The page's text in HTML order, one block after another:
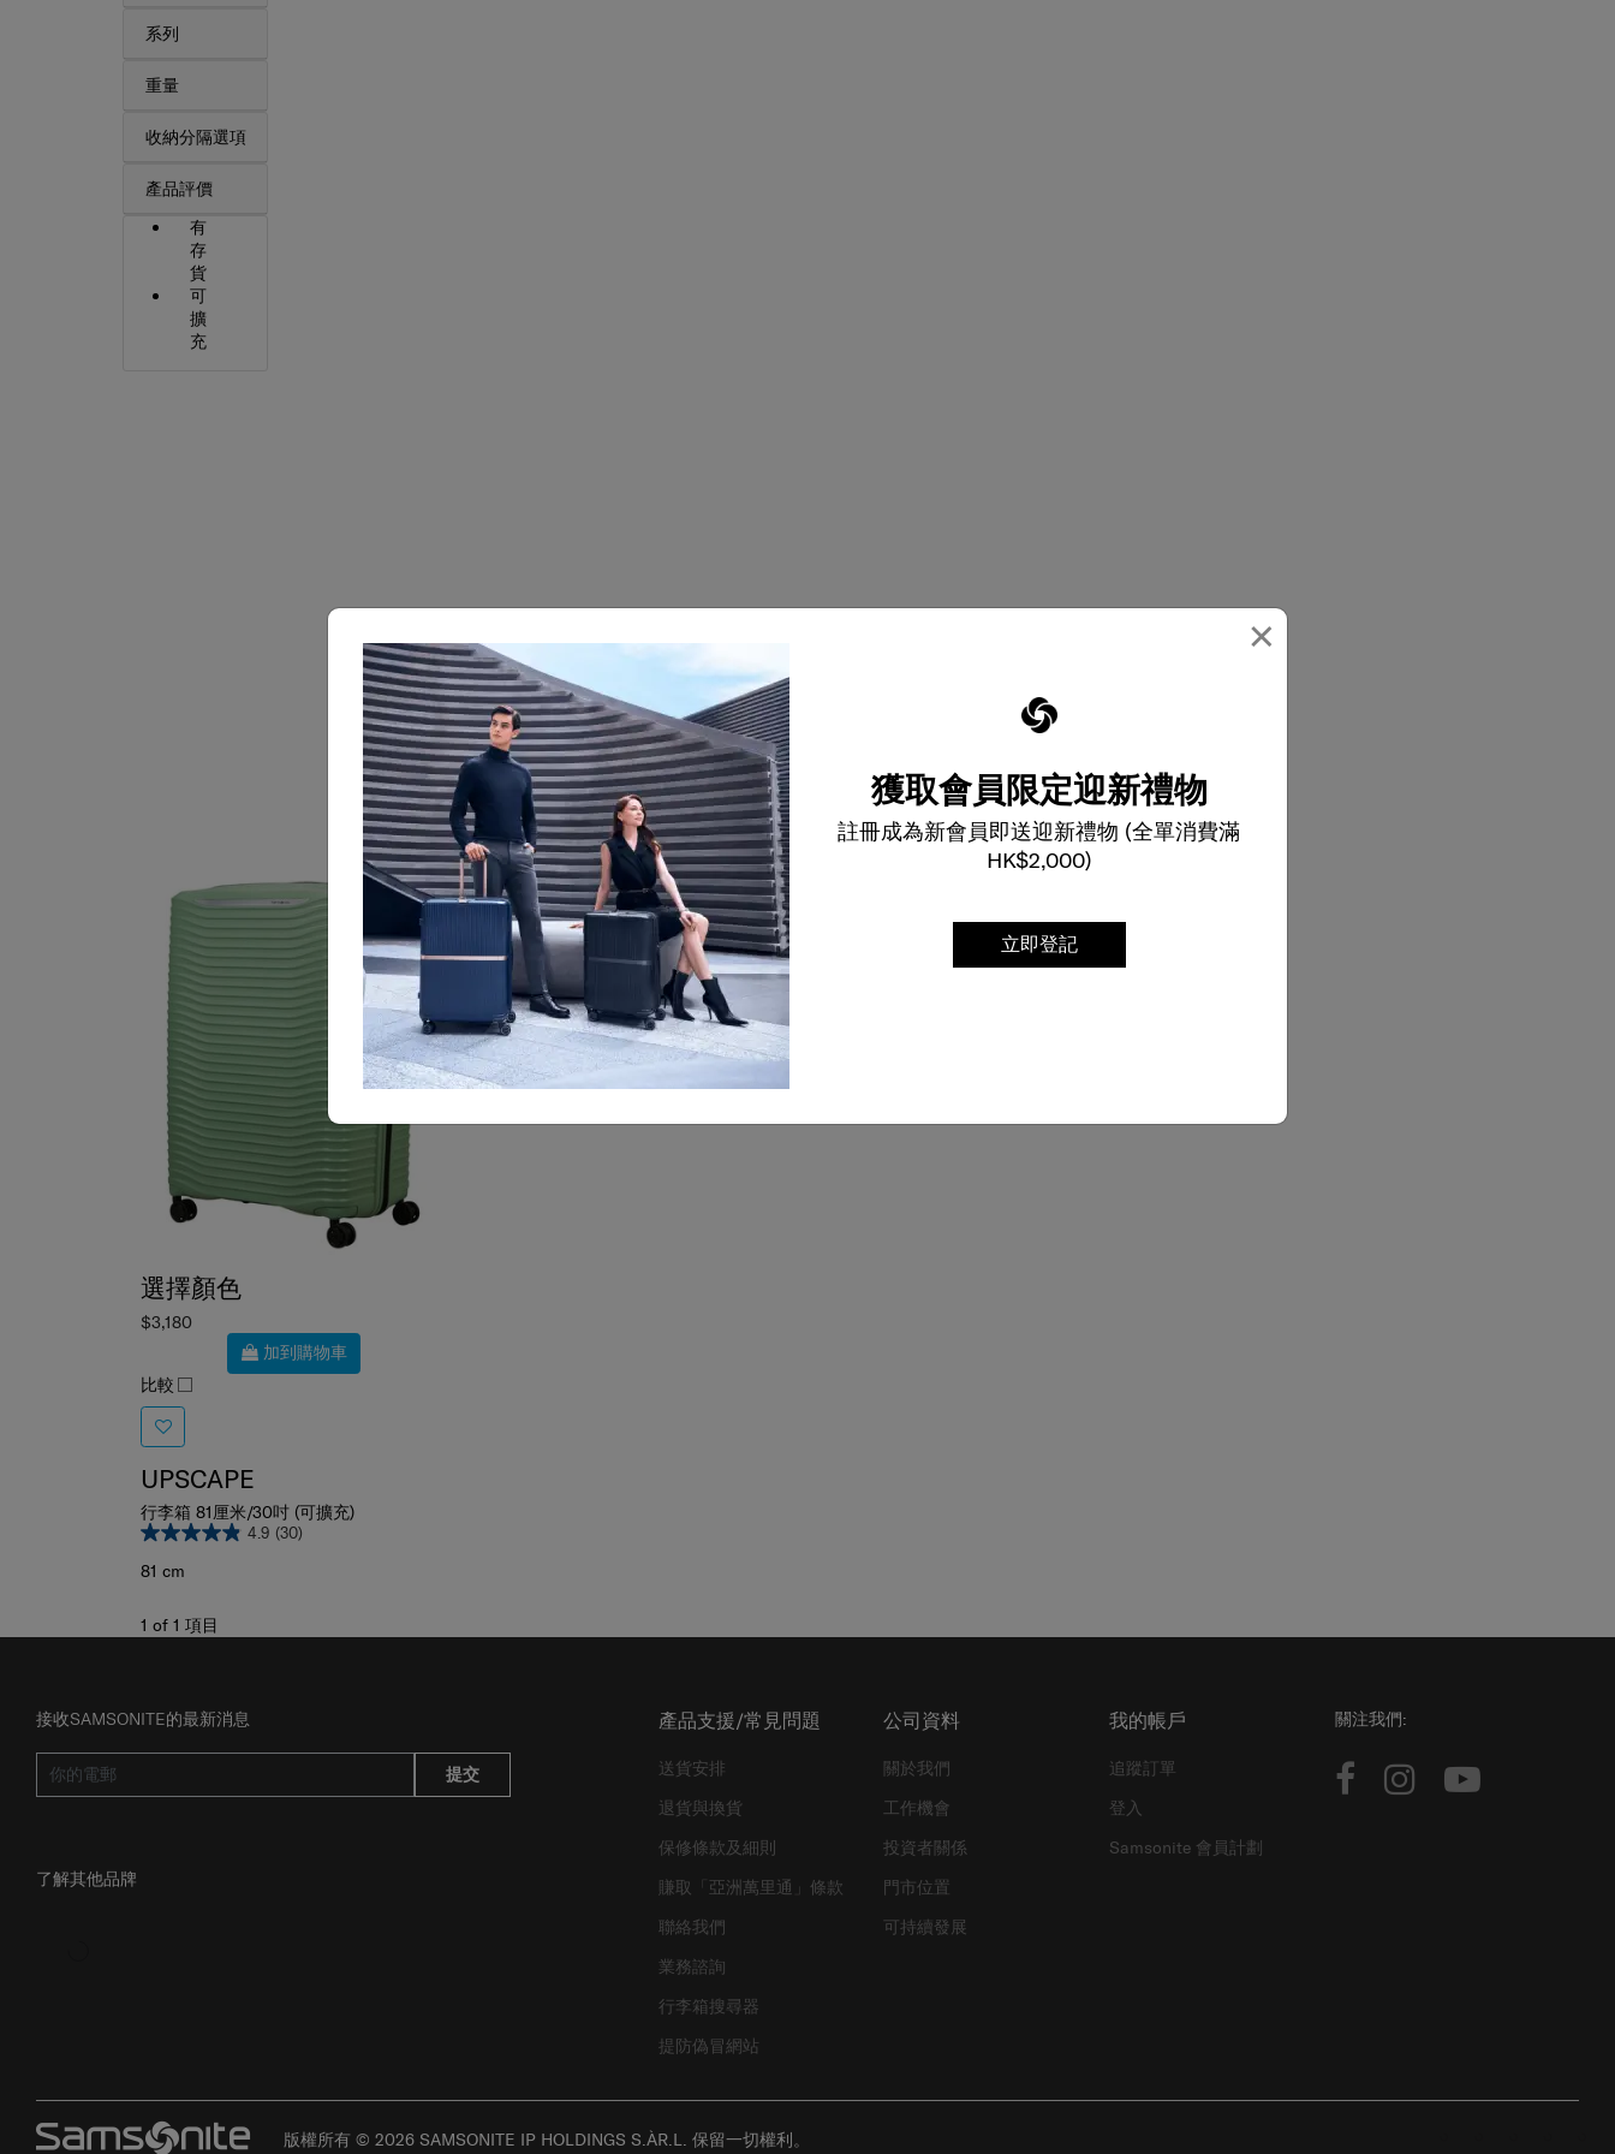
×
獲取會員限定迎新禮物
註冊成為新會員即送迎新禮物 (全單消費滿
HK$2,000)
立即登記
系列
重量
收納分隔選項
產品評價
有
存
貨
可
擴
充
選擇顏色
$3,180
加到購物車
比較
UPSCAPE
行李箱 81厘米/30吋 (可擴充)
4.9 (30)
81 cm
1 of 1 項目
接收SAMSONITE的最新消息
提交
了解其他品牌
產品支援/常見問題
送貨安排
退貨與換貨
保修條款及細則
賺取「亞洲萬里通」條款
聯絡我們
業務諮詢
行李箱搜尋器
提防偽冒網站
公司資料
關於我們
工作機會
投資者關係
門市位置
可持續發展
我的帳戶
追蹤訂單
登入
Samsonite 會員計劃
關注我們:
版權所有 © 2026 SAMSONITE IP HOLDINGS S.ÀR.L. 保留一切權利。